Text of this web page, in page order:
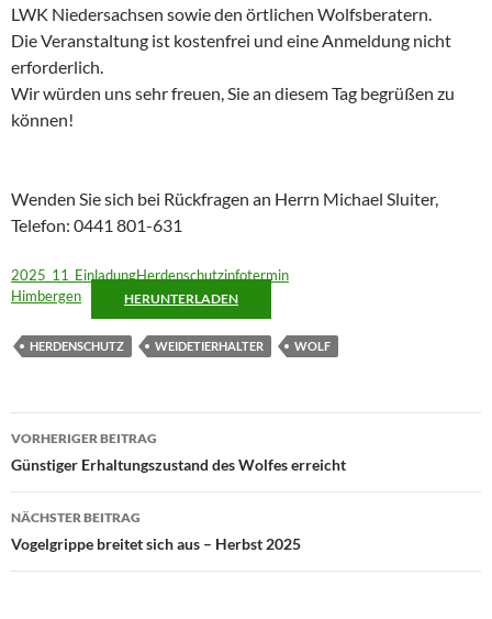
LWK Niedersachsen sowie den örtlichen Wolfsberatern.
Die Veranstaltung ist kostenfrei und eine Anmeldung nicht
erforderlich.
Wir würden uns sehr freuen, Sie an diesem Tag begrüßen zu
können!
Wenden Sie sich bei Rückfragen an Herrn Michael Sluiter,
Telefon: 0441 801-631
2025_11_EinladungHerdenschutzinfotermin
Himbergen
HERUNTERLADEN
HERDENSCHUTZ WEIDETIERHALTER WOLF
Beitragsnavigation
VORHERIGER BEITRAG
Günstiger Erhaltungszustand des Wolfes erreicht
NÄCHSTER BEITRAG
Vogelgrippe breitet sich aus – Herbst 2025